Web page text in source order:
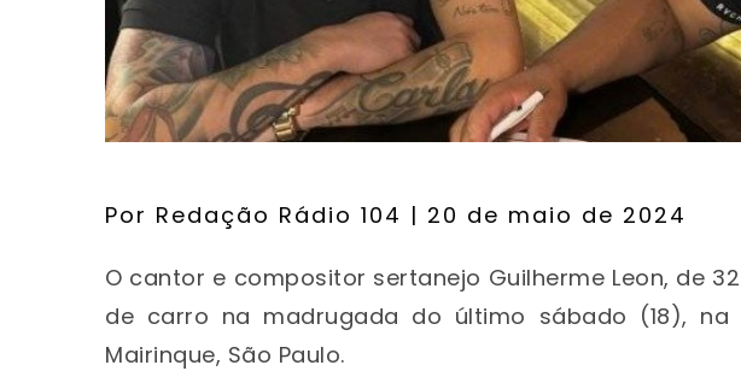
Por Redação Rádio 104 | 20 de maio de 2024
O cantor e compositor sertanejo Guilherme Leon, de
de carro na madrugada do último sábado (18), na
Mairinque, São Paulo.